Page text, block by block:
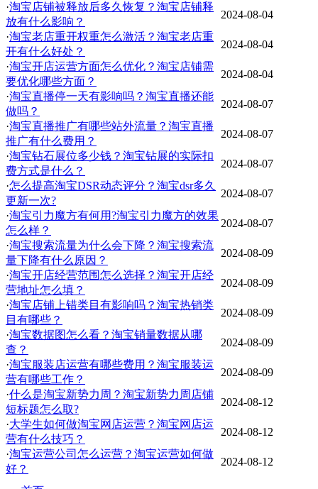
·淘宝店铺被释放后多久恢复？淘宝店铺释
放有什么影响？
2024-08-04
·淘宝老店重开权重怎么激活？淘宝老店重
开有什么好处？
2024-08-04
·淘宝开店运营方面怎么优化？淘宝店铺需
要优化哪些方面？
2024-08-04
·淘宝直播停一天有影响吗？淘宝直播还能
做吗？
2024-08-07
·淘宝直播推广有哪些站外流量？淘宝直播
推广有什么费用？
2024-08-07
·淘宝钻石展位多少钱？淘宝钻展的实际扣
费方式是什么？
2024-08-07
·怎么提高淘宝DSR动态评分？淘宝dsr多久
更新一次?
2024-08-07
·淘宝引力魔方有何用?淘宝引力魔方的效果
怎么样？
2024-08-07
·淘宝搜索流量为什么会下降？淘宝搜索流
量下降有什么原因？
2024-08-09
·淘宝开店经营范围怎么选择？淘宝开店经
营地址怎么填？
2024-08-09
·淘宝店铺上错类目有影响吗？淘宝热销类
目有哪些？
2024-08-09
·淘宝数据图怎么看？淘宝销量数据从哪
查？
2024-08-09
·淘宝服装店运营有哪些费用？淘宝服装运
营有哪些工作？
2024-08-09
·什么是淘宝新势力周？淘宝新势力周店铺
短标题怎么取?
2024-08-12
·大学生如何做淘宝网店运营？淘宝网店运
营有什么技巧？
2024-08-12
·淘宝运营公司怎么运营？淘宝运营如何做
好？
2024-08-12